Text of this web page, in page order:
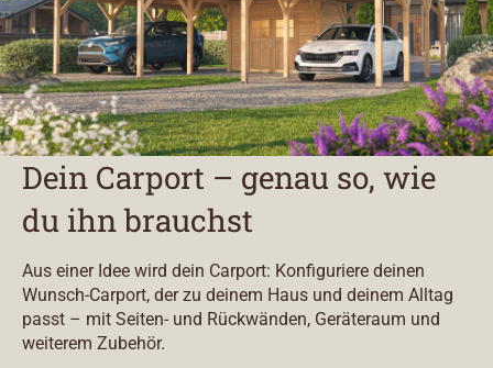
Dein Carport – genau so, wie
du ihn brauchst
Aus einer Idee wird dein Carport: Konfiguriere deinen
Wunsch-Carport, der zu deinem Haus und deinem Alltag
passt – mit Seiten- und Rückwänden, Geräteraum und
weiterem Zubehör.